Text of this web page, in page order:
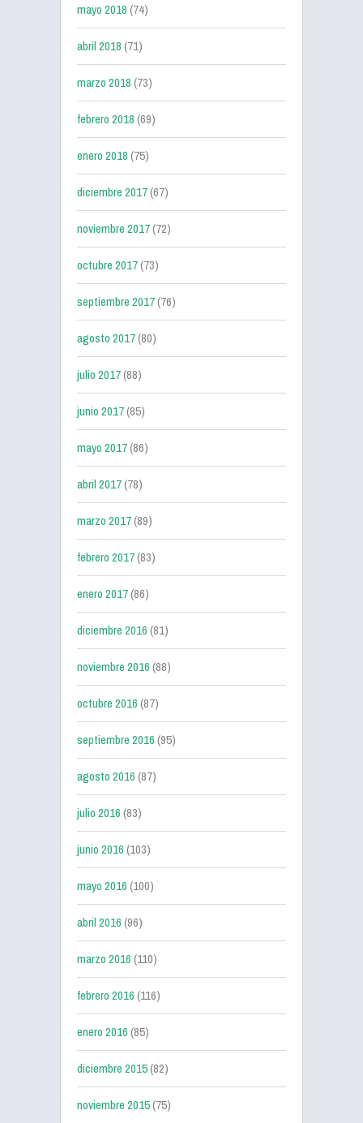
mayo 2018(74)
abril 2018(71)
marzo 2018(73)
febrero 2018(69)
enero 2018(75)
diciembre 2017(67)
noviembre 2017(72)
octubre 2017(73)
septiembre 2017(76)
agosto 2017(80)
julio 2017(88)
junio 2017(85)
mayo 2017(86)
abril 2017(78)
marzo 2017(89)
febrero 2017(83)
enero 2017(86)
diciembre 2016(81)
noviembre 2016(88)
octubre 2016(87)
septiembre 2016(95)
agosto 2016(87)
julio 2016(83)
junio 2016(103)
mayo 2016(100)
abril 2016(96)
marzo 2016(110)
febrero 2016(116)
enero 2016(85)
diciembre 2015(82)
noviembre 2015(75)